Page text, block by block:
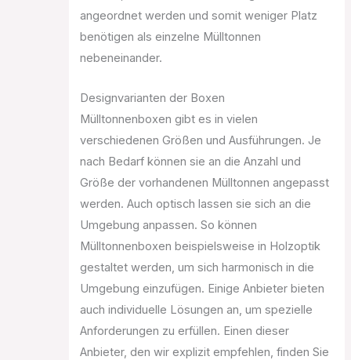
angeordnet werden und somit weniger Platz
benötigen als einzelne Mülltonnen
nebeneinander.
Designvarianten der Boxen
Mülltonnenboxen gibt es in vielen
verschiedenen Größen und Ausführungen. Je
nach Bedarf können sie an die Anzahl und
Größe der vorhandenen Mülltonnen angepasst
werden. Auch optisch lassen sie sich an die
Umgebung anpassen. So können
Mülltonnenboxen beispielsweise in Holzoptik
gestaltet werden, um sich harmonisch in die
Umgebung einzufügen. Einige Anbieter bieten
auch individuelle Lösungen an, um spezielle
Anforderungen zu erfüllen. Einen dieser
Anbieter, den wir explizit empfehlen, finden Sie